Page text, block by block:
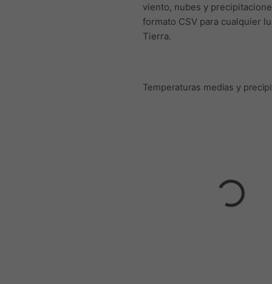
viento, nubes y
formato CSV para cualquier
Tierra.
Temperaturas medias y